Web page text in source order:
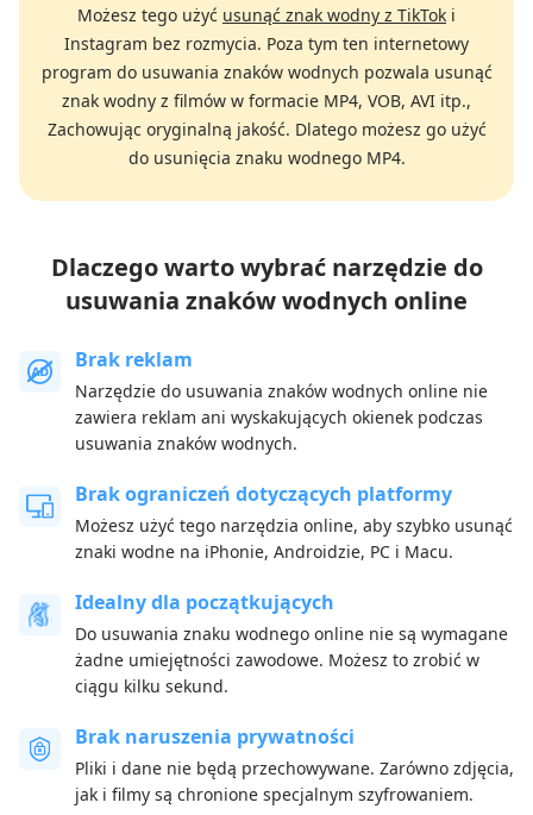
Możesz tego użyć usunąć znak wodny z TikTok i
Instagram bez rozmycia. Poza tym ten internetowy
program do usuwania znaków wodnych pozwala usunąć
znak wodny z filmów w formacie MP4, VOB, AVI itp.,
Zachowując oryginalną jakość. Dlatego możesz go użyć
do usunięcia znaku wodnego MP4.
Dlaczego warto wybrać narzędzie do
usuwania znaków wodnych online
Brak reklam
Narzędzie do usuwania znaków wodnych online nie
zawiera reklam ani wyskakujących okienek podczas
usuwania znaków wodnych.
Brak ograniczeń dotyczących platformy
Możesz użyć tego narzędzia online, aby szybko usunąć
znaki wodne na iPhonie, Androidzie, PC i Macu.
Idealny dla początkujących
Do usuwania znaku wodnego online nie są wymagane
żadne umiejętności zawodowe. Możesz to zrobić w
ciągu kilku sekund.
Brak naruszenia prywatności
Pliki i dane nie będą przechowywane. Zarówno zdjęcia,
jak i filmy są chronione specjalnym szyfrowaniem.